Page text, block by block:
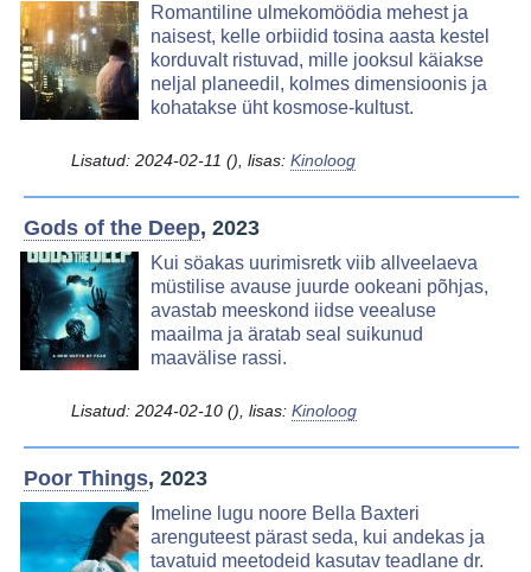
Image
Romantiline ulmekomöödia mehest ja
naisest, kelle orbiidid tosina aasta kestel
korduvalt ristuvad, mille jooksul käiakse
neljal planeedil, kolmes dimensioonis ja
kohatakse üht kosmose-kultust.
Lisatud: 2024-02-11 (), lisas: Kinoloog
Gods of the Deep, 2023
Image
Kui söakas uurimisretk viib allveelaeva
müstilise avause juurde ookeani põhjas,
avastab meeskond iidse veealuse
maailma ja äratab seal suikunud
maavälise rassi.
Lisatud: 2024-02-10 (), lisas: Kinoloog
Poor Things, 2023
Image
Imeline lugu noore Bella Baxteri
arenguteest pärast seda, kui andekas ja
tavatuid meetodeid kasutav teadlane dr.